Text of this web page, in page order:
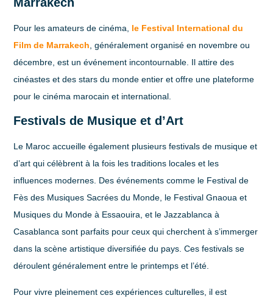
Pour les amateurs de cinéma, le Festival International du
Film de Marrakech , généralement organisé en novembre ou
décembre, est un événement incontournable. Il attire des
cinéastes et des stars du monde entier et offre une plateforme
pour le cinéma marocain et international.
Festivals de Musique et d’Art
Le Maroc accueille également plusieurs festivals de musique et
d’art qui célèbrent à la fois les traditions locales et les
influences modernes. Des événements comme le Festival de
Fès des Musiques Sacrées du Monde, le Festival Gnaoua et
Musiques du Monde à Essaouira, et le Jazzablanca à
Casablanca sont parfaits pour ceux qui cherchent à s’immerger
dans la scène artistique diversifiée du pays. Ces festivals se
déroulent généralement entre le printemps et l’été.
Pour vivre pleinement ces expériences culturelles, il est